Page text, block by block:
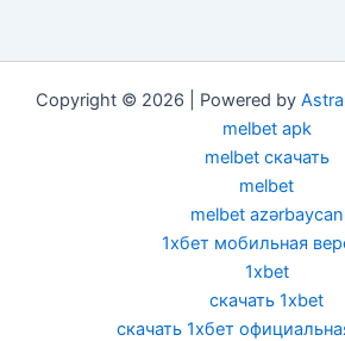
Copyright © 2026 | Powered by
melbet apk
melbet скачать
melbet
melbet azərbaycan
1хбет мобильная
1xbet
скачать 1xbet
скачать 1хбет